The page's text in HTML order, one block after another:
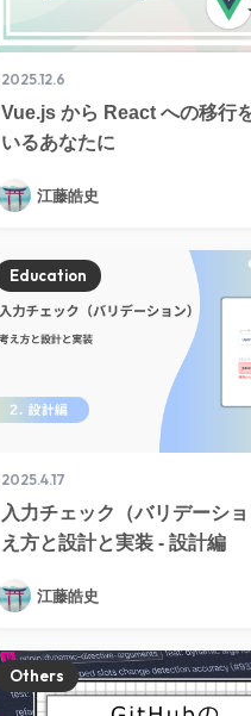
2025.12.6
Vue.js から React への移行
いるあなたに
江藤皓史
2025.4.17
入力チェック（バリデーシ
え方と設計と実装 - 設計編
Education
江藤皓史
Others